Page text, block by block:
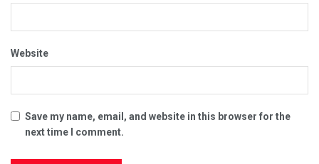
Website
Save my name, email, and website in this browser for the
next time I comment.